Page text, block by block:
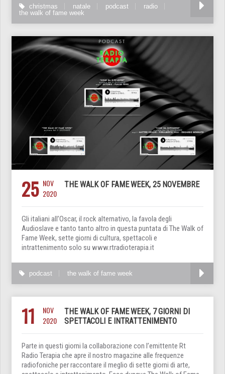
christmas natale podcast
radio
the walk of fame week
25 NOV
2020
THE WALK OF FAME WEEK, 25 NOVEMBRE
Gli italiani all’Oscar, il rock alternativo, la favola degli
Audioslave e tanto tanto altro in questa puntata di The Walk of
Fame Week, sette giorni di cultura, spettacoli e
intrattenimento solo su www.rtradioterapia.it
podcast the walk of fame week
11
NOV
2020
THE WALK OF FAME WEEK, 7 GIORNI DI
SPETTACOLI E INTRATTENIMENTO
Parte in questi giorni la collaborazione con l’emittente Rt
Radio Terapia che apre il nostro magazine alle frequenze
radiofoniche per raccontare il meglio di sette giorni di arte,